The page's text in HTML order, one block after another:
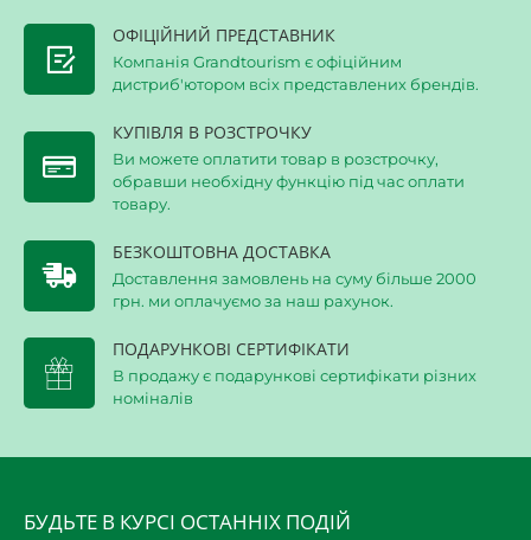
ОФІЦІЙНИЙ ПРЕДСТАВНИК
Компанія Grandtourism є офіційним
дистриб'ютором всіх представлених брендів.
КУПІВЛЯ В РОЗСТРОЧКУ
Ви можете оплатити товар в розстрочку,
обравши необхідну функцію під час оплати
товару.
БЕЗКОШТОВНА ДОСТАВКА
Доставлення замовлень на суму більше 2000
грн. ми оплачуємо за наш рахунок.
ПОДАРУНКОВІ СЕРТИФІКАТИ
В продажу є подарункові сертифікати різних
номіналів
БУДЬТЕ В КУРСІ ОСТАННІХ ПОДІЙ